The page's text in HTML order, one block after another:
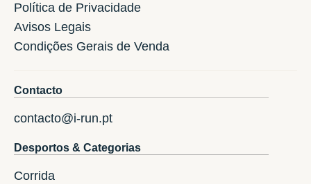
Política de Privacidade
Avisos Legais
Condições Gerais de Venda
Contacto
contacto@i-run.pt
Desportos & Categorias
Corrida